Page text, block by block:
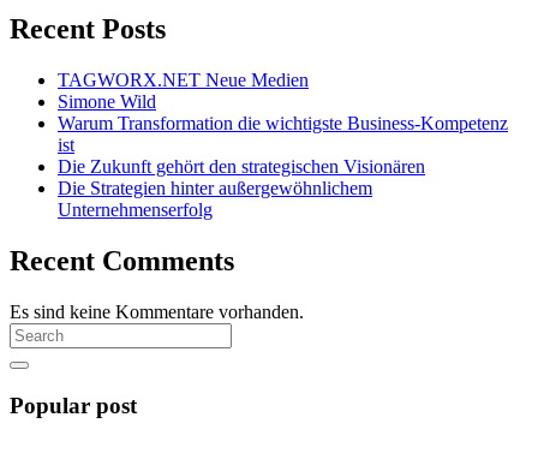
Recent Posts
TAGWORX.NET Neue Medien
Simone Wild
Warum Transformation die wichtigste Business-Kompetenz
ist
Die Zukunft gehört den strategischen Visionären
Die Strategien hinter außergewöhnlichem
Unternehmenserfolg
Recent Comments
Es sind keine Kommentare vorhanden.
Popular post